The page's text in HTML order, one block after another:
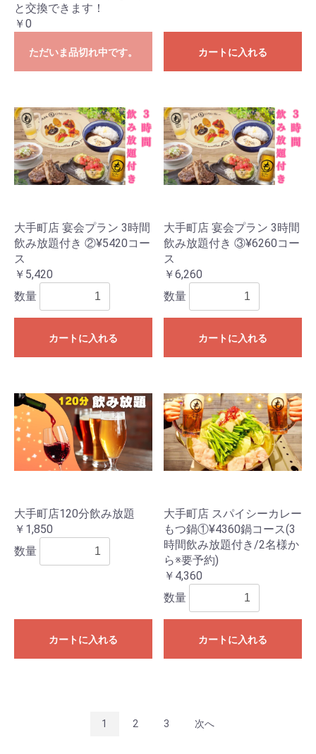
と交換できます！
￥0
ただいま品切れ中です。 カートに入れる
大手町店 宴会プラン 3時間
飲み放題付き ②¥5420コー
ス
￥5,420
数量
カートに入れる
大手町店 宴会プラン 3時間
飲み放題付き ③¥6260コー
ス
￥6,260
数量
カートに入れる
大手町店120分飲み放題
￥1,850
数量
カートに入れる
大手町店 スパイシーカレー
もつ鍋①¥4360鍋コース(3
時間飲み放題付き/2名様か
ら※要予約)
￥4,360
数量
カートに入れる
1 2 3 次へ